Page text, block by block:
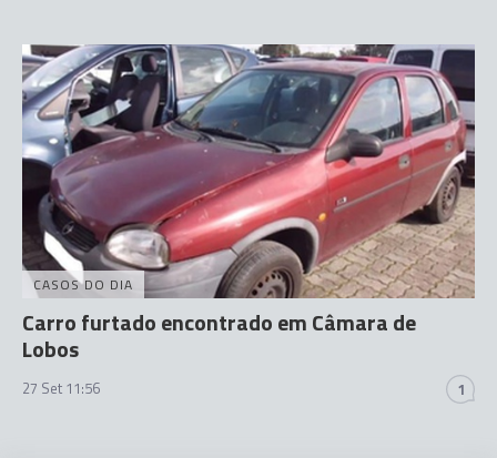
CASOS DO DIA
Carro furtado encontrado em Câmara de
Lobos
27 Set 11:56 1